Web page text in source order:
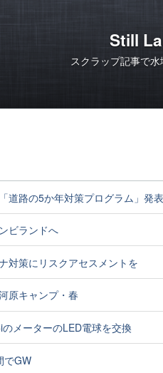
Still
スクラップ記事で
道路の5か年対策プログラム」発表
ビランドへ
対策にリスクアセスメントを
原キャンプ・春
メーターのLED電球を交換
でGW